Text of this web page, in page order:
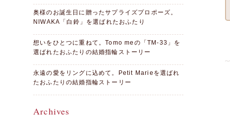
奥様のお誕生日に贈ったサプライズプロポーズ。
NIWAKA「白鈴」を選ばれたおふたり
想いをひとつに重ねて。Tomo meの「TM-33」を
選ばれたおふたりの結婚指輪ストーリー
永遠の愛をリングに込めて。Petit Marieを選ばれ
たおふたりの結婚指輪ストーリー
Archives